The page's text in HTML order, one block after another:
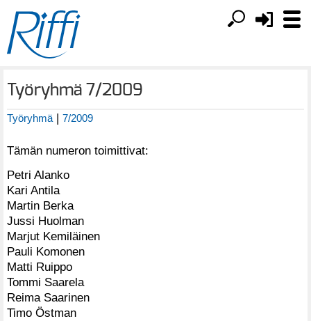
Työryhmä 7/2009
Työryhmä| 7/2009
Tämän numeron toimittivat:
Petri Alanko
Kari Antila
Martin Berka
Jussi Huolman
Marjut Kemiläinen
Pauli Komonen
Matti Ruippo
Tommi Saarela
Reima Saarinen
Timo Östman